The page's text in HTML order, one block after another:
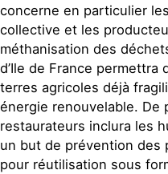
concerne en particulier
collective et les
méthanisation des
d’Ile de France permettra
terres agricoles déjà
énergie renouvelable. De
restaurateurs inclura les
un but de prévention des
pour réutilisation sous